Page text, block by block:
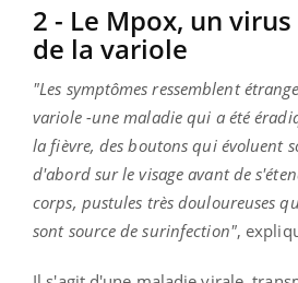
2 - Le Mpox, un
de la variole
"Les symptômes ressemblent
variole -une maladie qui a été
la fièvre, des boutons qui évoluent
d'abord sur le visage avant de
corps, pustules très douloureuses
sont source de surinfection",